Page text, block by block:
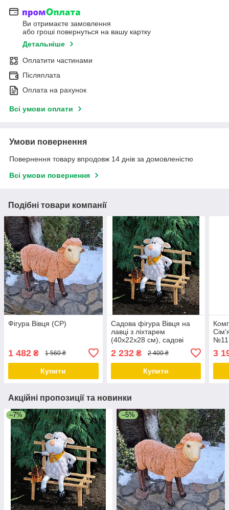
Ви отримаєте замовлення
або гроші повернуться на вашу картку
Детальніше
Оплатити частинами
Післяплата
Оплата на рахунок
Всі умови оплати
Умови повернення
Повернення товару впродовж 14 днів за домовленістю
Всі умови повернення
Подібні товари компанії
Фігура Вівця (СР)
1 482 ₴ 1 560 ₴
Купити
Садова фігура Вівця на
лавці з ліхтарем
(40х22х28 см), садові
садово-паркові фігури
2 232₴ 2 400 ₴
Купити
із
3
Акційні пропозиції та новинки
–7% –5%